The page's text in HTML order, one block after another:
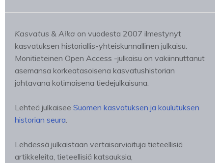
Kasvatus & Aika on vuodesta 2007 ilmestynyt
kasvatuksen historiallis-yhteiskunnallinen julkaisu.
Monitieteinen Open Access -julkaisu on vakiinnuttanut
asemansa korkeatasoisena kasvatushistorian
johtavana kotimaisena tiedejulkaisuna.
Lehteä julkaisee Suomen kasvatuksen ja koulutuksen
historian seura.
Lehdessä julkaistaan vertaisarvioituja tieteellisiä
artikkeleita, tieteellisiä katsauksia,